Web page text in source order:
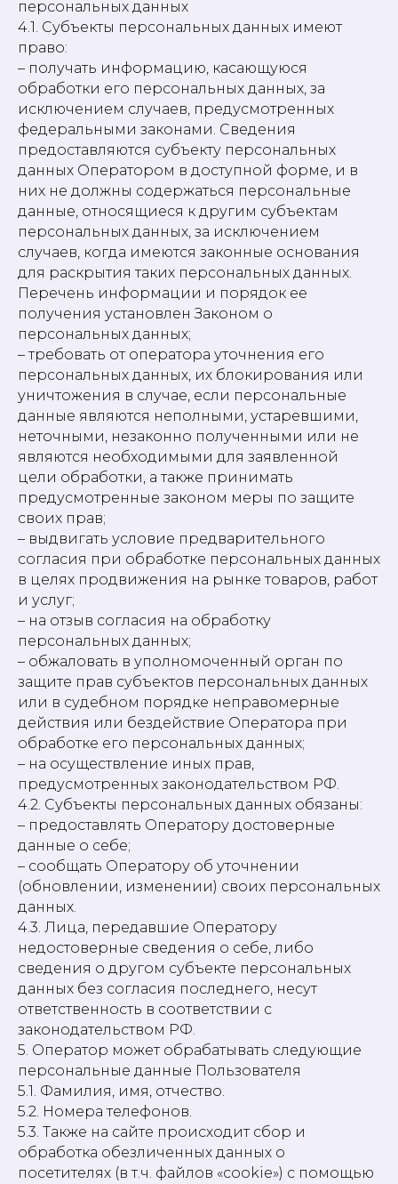
персональных данных
4.1. Субъекты персональных данных имеют
право:
– получать информацию, касающуюся
обработки его персональных данных, за
исключением случаев, предусмотренных
федеральными законами. Сведения
предоставляются субъекту персональных
данных Оператором в доступной форме, и в
них не должны содержаться персональные
данные, относящиеся к другим субъектам
персональных данных, за исключением
случаев, когда имеются законные основания
для раскрытия таких персональных данных.
Перечень информации и порядок ее
получения установлен Законом о
персональных данных;
– требовать от оператора уточнения его
персональных данных, их блокирования или
уничтожения в случае, если персональные
данные являются неполными, устаревшими,
неточными, незаконно полученными или не
являются необходимыми для заявленной
цели обработки, а также принимать
предусмотренные законом меры по защите
своих прав;
– выдвигать условие предварительного
согласия при обработке персональных данных
в целях продвижения на рынке товаров, работ
и услуг;
– на отзыв согласия на обработку
персональных данных;
– обжаловать в уполномоченный орган по
защите прав субъектов персональных данных
или в судебном порядке неправомерные
действия или бездействие Оператора при
обработке его персональных данных;
– на осуществление иных прав,
предусмотренных законодательством РФ.
4.2. Субъекты персональных данных обязаны:
– предоставлять Оператору достоверные
данные о себе;
– сообщать Оператору об уточнении
(обновлении, изменении) своих персональных
данных.
4.3. Лица, передавшие Оператору
недостоверные сведения о себе, либо
сведения о другом субъекте персональных
данных без согласия последнего, несут
ответственность в соответствии с
законодательством РФ.
5. Оператор может обрабатывать следующие
персональные данные Пользователя
5.1. Фамилия, имя, отчество.
5.2. Номера телефонов.
5.3. Также на сайте происходит сбор и
обработка обезличенных данных о
посетителях (в т.ч. файлов «cookie») с помощью